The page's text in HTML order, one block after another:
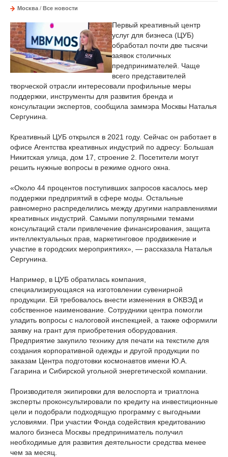
Москва / Все новости
Первый креативный центр
услуг для бизнеса (ЦУБ)
обработал почти две тысячи
заявок столичных
предпринимателей. Чаще
всего представителей
творческой отрасли интересовали профильные меры
поддержки, инструменты для развития бренда и
консультации экспертов, сообщила заммэра Москвы Наталья
Сергунина.
Креативный ЦУБ открылся в 2021 году. Сейчас он работает в
офисе Агентства креативных индустрий по адресу: Большая
Никитская улица, дом 17, строение 2. Посетители могут
решить нужные вопросы в режиме одного окна.
«Около 44 процентов поступивших запросов касалось мер
поддержки предприятий в сфере моды. Остальные
равномерно распределились между другими направлениями
креативных индустрий. Самыми популярными темами
консультаций стали привлечение финансирования, защита
интеллектуальных прав, маркетинговое продвижение и
участие в городских мероприятиях», — рассказала Наталья
Сергунина.
Например, в ЦУБ обратилась компания,
специализирующаяся на изготовлении сувенирной
продукции. Ей требовалось внести изменения в ОКВЭД и
собственное наименование. Сотрудники центра помогли
уладить вопросы с налоговой инспекцией, а также оформили
заявку на грант для приобретения оборудования.
Предприятие закупило технику для печати на текстиле для
создания корпоративной одежды и другой продукции по
заказам Центра подготовки космонавтов имени Ю.А.
Гагарина и Сибирской угольной энергетической компании.
Производителя экипировки для велоспорта и триатлона
эксперты проконсультировали по кредиту на инвестиционные
цели и подобрали подходящую программу с выгодными
условиями. При участии Фонда содействия кредитованию
малого бизнеса Москвы предприниматель получил
необходимые для развития деятельности средства менее
чем за месяц.